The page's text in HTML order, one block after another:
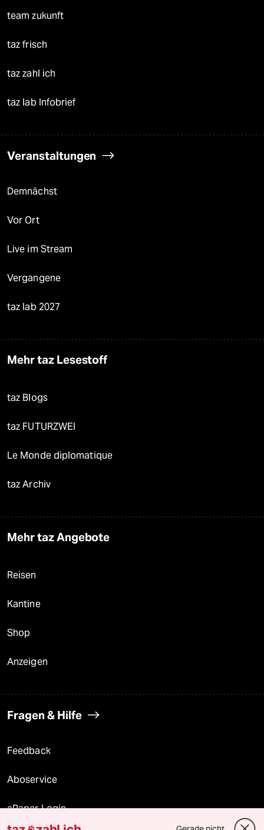
team zukunft
taz frisch
taz zahl ich
taz lab Infobrief
Veranstaltungen
Demnächst
Vor Ort
Live im Stream
Vergangene
taz lab 2027
Mehr taz Lesestoff
taz Blogs
taz FUTURZWEI
Le Monde diplomatique
taz Archiv
Mehr taz Angebote
Reisen
Kantine
Shop
Anzeigen
Fragen & Hilfe
Feedback
Aboservice
ePaper Login